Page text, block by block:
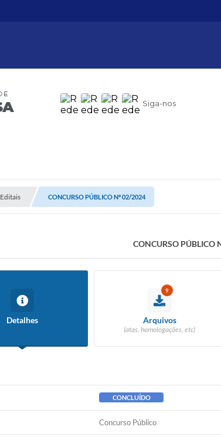
Siga-nos
Editais CONCURSO PÚBLICO Nº 02/2024
CONCURSO PÚBLICO
Detalhes
9
Arquivos
(atas, homologações, etc)
CONCLUÍDO
Concurso Público